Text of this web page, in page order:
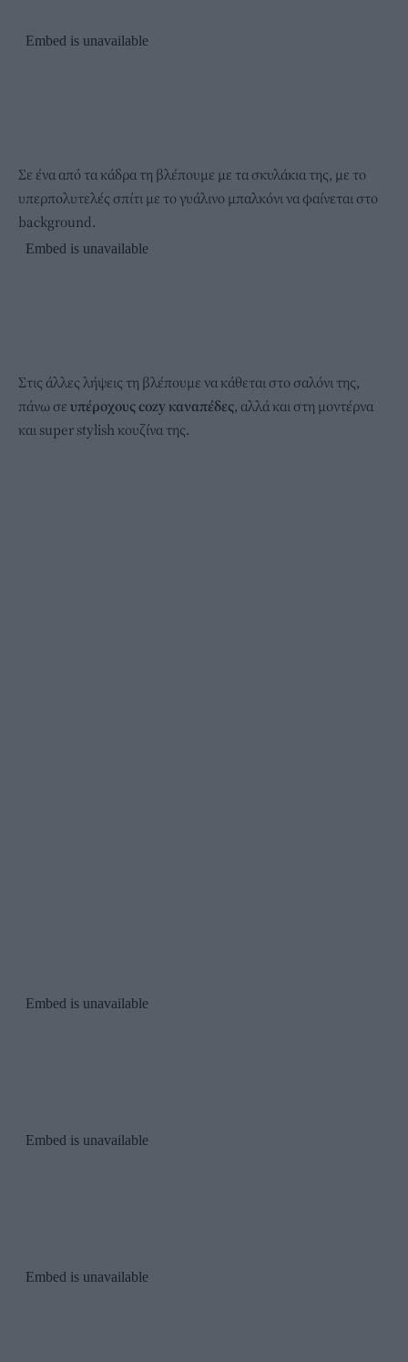
Σε ένα από τα κάδρα τη βλέπουμε με τα σκυλάκια της, με το
υπερπολυτελές σπίτι με το γυάλινο μπαλκόνι να φαίνεται στο
background.
Στις άλλες λήψεις τη βλέπουμε να κάθεται στο σαλόνι της,
πάνω σε υπέροχους cozy καναπέδες, αλλά και στη μοντέρνα
και super stylish κουζίνα της.